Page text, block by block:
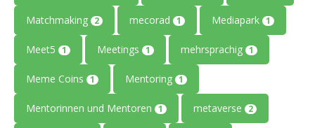
Matchmaking 2 mecorad 1 Mediapark 1
Meet5 1 Meetings 1 mehrsprachig 1
Meme Coins 1 Mentoring 1
Mentorinnen und Mentoren 1 metaverse 2